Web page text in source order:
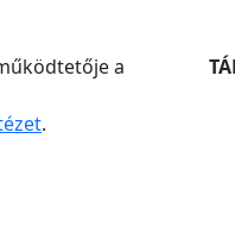
a
.